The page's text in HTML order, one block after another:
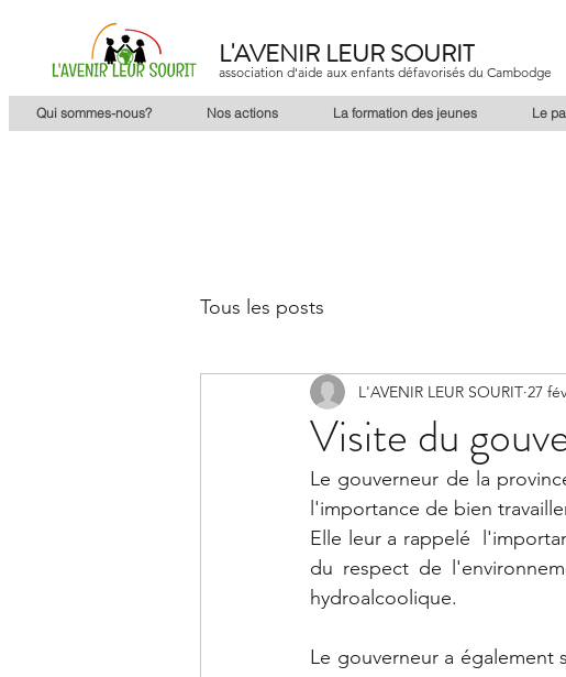
L'AVENIR LEUR SOURIT
association d'aide aux enfants défavorisés du Cambodge
Qui sommes-nous? Nos actions La formation des jeunes Le
Tous les posts
Visite du
L'AVENIR LEUR SOURIT 27
Le gouverneur de la
l'importance de bien
Elle leur a rappelé
du respect de
hydroalcoolique.
Le gouverneur a également